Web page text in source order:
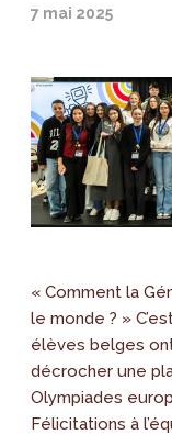
7 mai 2025
« Comment la
le monde ? »
élèves belges
décrocher une
Olympiades
Félicitations à